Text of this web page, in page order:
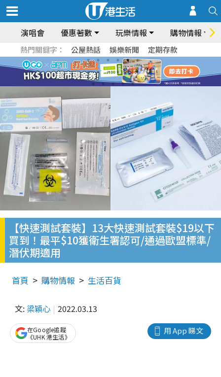
演唱會 優惠著數 玩樂情報 購物情報
熱門關鍵字： 公屋熱話 娛樂新聞 定期存款
【快速測試套裝】13大快速測試套裝$19以下
買到！最平$10獲衛生署認可/通過歐盟標準/
潛伏期適用
首頁 購物情報 生活百貨
文: 梁穎心 2022.03.13
用 App 睇文
在Google追蹤
《UHK 港生活》